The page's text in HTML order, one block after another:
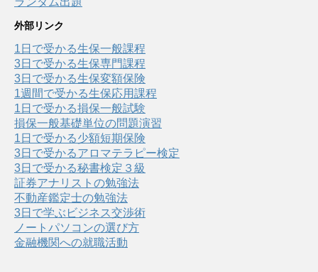
外部リンク
1日で受かる生保一般課程
3日で受かる生保専門課程
3日で受かる生保変額保険
1週間で受かる生保応用課程
1日で受かる損保一般試験
損保一般基礎単位の問題演習
1日で受かる少額短期保険
3日で受かるアロマテラピー検定
3日で受かる秘書検定３級
証券アナリストの勉強法
不動産鑑定士の勉強法
3日で学ぶビジネス交渉術
ノートパソコンの選び方
金融機関への就職活動